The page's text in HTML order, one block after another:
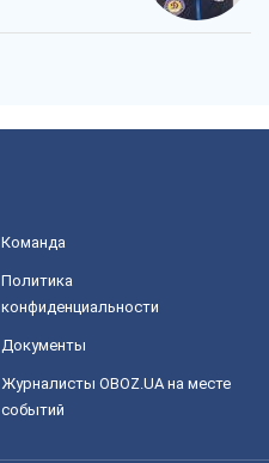
Команда
Политика
конфиденциальности
Документы
Журналисты OBOZ.UA на месте
событий